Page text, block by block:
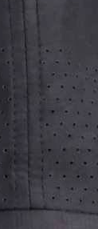
熟齡女子有
食用量與傳
理機能，是